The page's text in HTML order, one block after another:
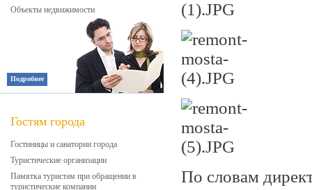
Объекты недвижимости
Подробнее
Гостям города
Гостиницы и санатории города
Туристические организации
Памятка туристам при обращении в
туристические компании
По словам